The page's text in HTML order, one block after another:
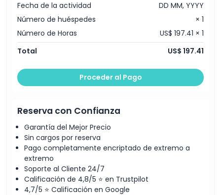
Fecha de la actividad
DD MM, YYYY
Número de huéspedes
× 1
Número de Horas
US$ 197.41 × 1
Total
US$ 197.41
Proceder al Pago
Reserva con Confianza
Garantía del Mejor Precio
Sin cargos por reserva
Pago completamente encriptado de extremo a
extremo
Soporte al Cliente 24/7
Calificación de 4,8/5 ⭐ en Trustpilot
4,7/5 ⭐ Calificación en Google